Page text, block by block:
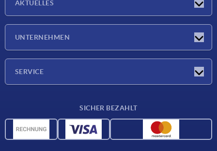
AKTUELLES
UNTERNEHMEN
SERVICE
CAD-Daten
SICHER BEZAHLT